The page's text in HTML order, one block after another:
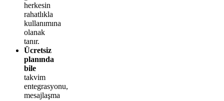
herkesin
rahatlıkla
kullanımına
olanak
tanır.
Ücretsiz
planında
bile
takvim
entegrasyonu,
mesajlaşma